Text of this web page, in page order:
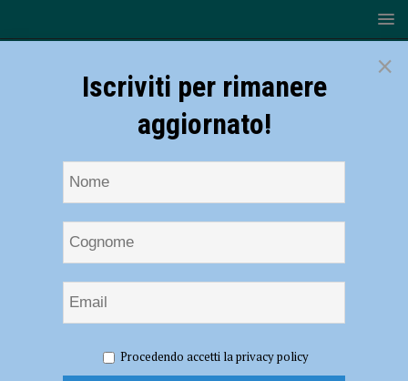
Porro a Piacenza presenta il suo libro “Il padreterno è liberale” il 26
×
Iscriviti per rimanere
aggiornato!
Procedendo accetti la privacy policy